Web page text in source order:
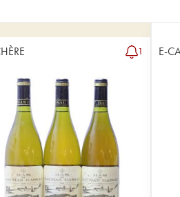
1 E-